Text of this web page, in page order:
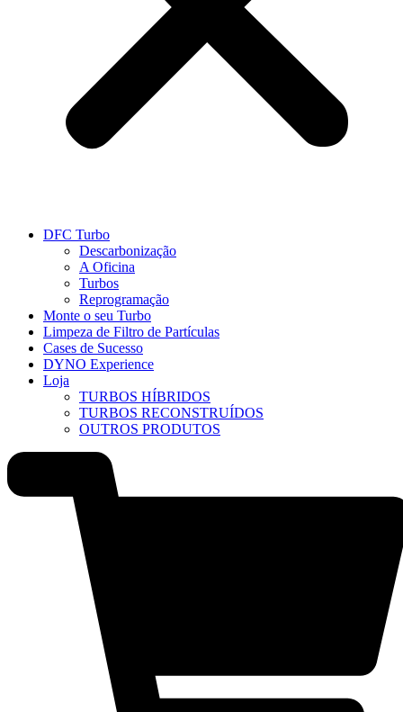
DFC Turbo
Descarbonização
A Oficina
Turbos
Reprogramação
Monte o seu Turbo
Limpeza de Filtro de Partículas
Cases de Sucesso
DYNO Experience
Loja
TURBOS HÍBRIDOS
TURBOS RECONSTRUÍDOS
OUTROS PRODUTOS